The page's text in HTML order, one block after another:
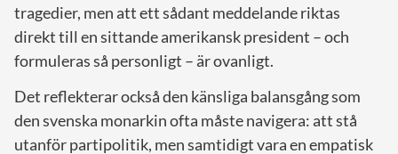
tragedier, men att ett sådant meddelande riktas
direkt till en sittande amerikansk president – och
formuleras så personligt – är ovanligt.
Det reflekterar också den känsliga balansgång som
den svenska monarkin ofta måste navigera: att stå
utanför partipolitik, men samtidigt vara en empatisk